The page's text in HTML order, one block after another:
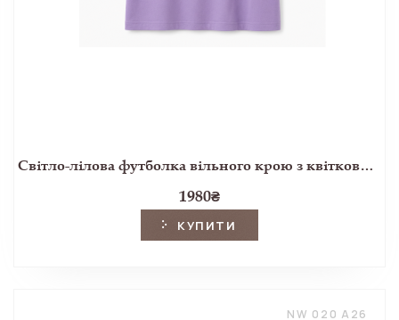
Світло-лілова футболка вільного крою з квітковою тасьмою
1980₴
КУПИТИ
NW 020 A26